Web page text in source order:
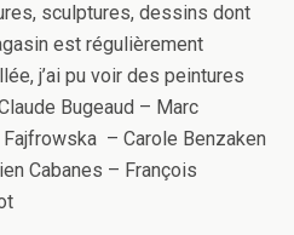
sculptures, dessins dont
est régulièrement
j’ai pu voir des peintures
Bugeaud – Marc
– Carole Benzaken
Cabanes – François